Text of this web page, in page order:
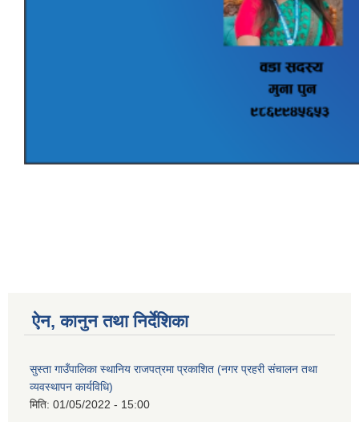
ऐन, कानुन तथा निर्देशिका
सुस्ता गाउँपालिका स्थानिय राजपत्रमा प्रकाशित (नगर प्रहरी संचालन तथा
व्यवस्थापन कार्यविधि)
मिति: 01/05/2022 - 15:00